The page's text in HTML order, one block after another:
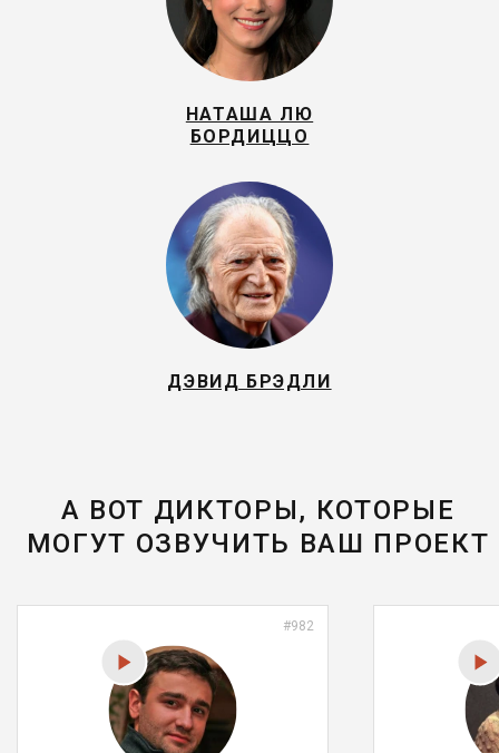
НАТАША ЛЮ
БОРДИЦЦО
ДЭВИД БРЭДЛИ
А ВОТ ДИКТОРЫ, КОТОРЫЕ
МОГУТ ОЗВУЧИТЬ ВАШ ПРОЕКТ
#982